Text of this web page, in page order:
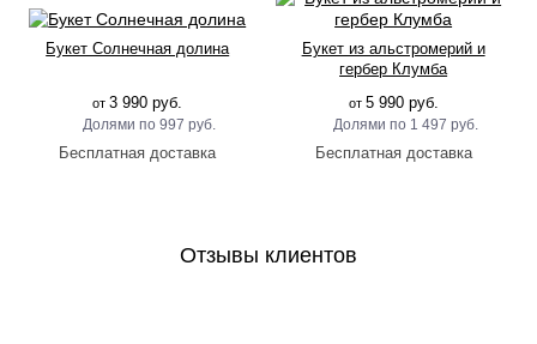
Букет Солнечная долина
от3 990 руб.
997 руб.
Букет из альстромерий и
гербер Клумба
от 5 990 руб.
1 497 руб.
Отзывы клиентов